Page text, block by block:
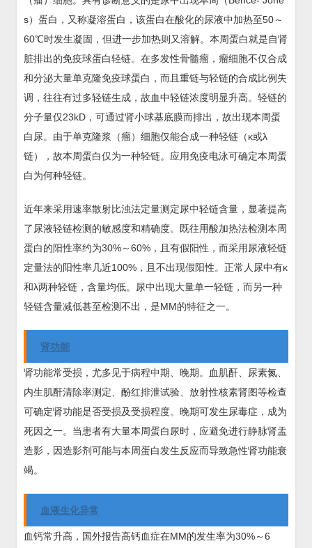
s）蛋白，又称凝溶蛋白，该蛋白在酸化的尿液中加热至50～
60℃时发生凝固，但进一步加热则又溶解。本周蛋白就是自肾
脏排出的免疫球蛋白轻链。在多发性骨髓瘤，瘤细胞不仅合成
和分泌大量单克隆免疫球蛋白，而且重链与轻链的合成比例失
调，往往有过多轻链生成，故血中轻链浓度明显升高。轻链的
分子量仅23kD，可通过肾小球基底膜而排出，故出现本周蛋
白尿。由于单克隆浆（瘤）细胞仅能合成一种轻链（κ或λ
链），故本周蛋白仅为一种轻链。应用免疫电泳可确定本周蛋
白为何种轻链。
近年来采用速率散射比浊法定量测定尿中轻链含量，显著提高
了尿液轻链检测的敏感度和精确度。既往用酸加热法检测本周
蛋白的阳性率约为30%～60%，且有假阳性，而采用尿液轻链
定量法的阳性率几近100%，且不出现假阳性。正常人尿中有κ
和λ两种轻链，含量均低。尿中出现大量单一轻链，而另一种
轻链含量减低甚至检测不出，是MM的特征之一。
肾功能
肾功能常受损，尤多见于病程中期、晚期。血肌酐、尿素氮、
内生肌酐清除率测定、酚红排泄试验、放射性核素肾图等检查
可确定肾功能是否受损及受损程度。晚期可发生尿毒症，成为
死因之一。当患者有大量本周蛋白尿时，应避免进行静脉肾盂
造影，因造影剂可能与本周蛋白发生反应而导致急性肾功能衰
竭。
血液生化异常
血钙常升高，国外报告高钙血症在MM的发生率为30%～6